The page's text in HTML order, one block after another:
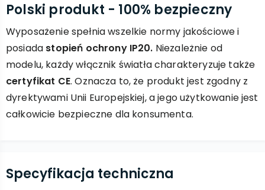
Polski produkt - 100% bezpieczny
Wyposażenie spełnia wszelkie normy jakościowe i
posiada stopień ochrony IP20. Niezależnie od
modelu, każdy włącznik światła charakteryzuje także
certyfikat CE. Oznacza to, że produkt jest zgodny z
dyrektywami Unii Europejskiej, a jego użytkowanie jest
całkowicie bezpieczne dla konsumenta.
Specyfikacja techniczna